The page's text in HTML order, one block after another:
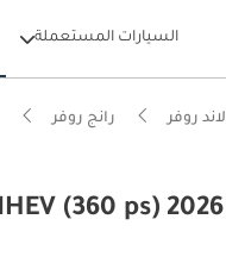
السيارات المستعملة
لاند روفر رانج روفر